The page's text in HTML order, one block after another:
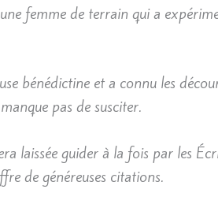
femme de terrain qui a
bénédictine et a connu les
pas de susciter.
laissée guider à la fois par les
de généreuses citations.